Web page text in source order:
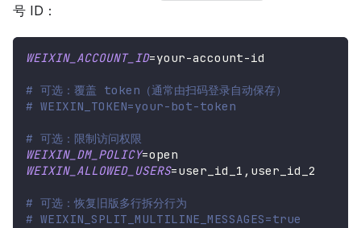
号 ID：
WEIXIN_ACCOUNT_ID=your-account-id
# 可选：覆盖 token（通常由扫码登录自动保存）
# WEIXIN_TOKEN=your-bot-token
# 可选：限制访问权限
WEIXIN_DM_POLICY=open
WEIXIN_ALLOWED_USERS=user_id_1,user_id_2
# 可选：恢复旧版多行拆分行为
# WEIXIN_SPLIT_MULTILINE_MESSAGES=true